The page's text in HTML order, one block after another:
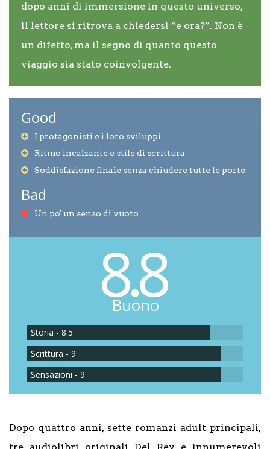
dopo anni di immersione in questo universo,
il lettore si ritrova a chiedersi “e ora?”. Non è
un difetto, ma il segno di quanto questo
viaggio sia stato coinvolgente.
Good
I protagonisti e i loro sviluppi
Ritmo incalzante e stile di scrittura
Soddisfazione finale senza chiudere tutte le porte
Bad
Un po' un senso di vuoto
8.8
Buono
Storia - 8.5
Scrittura - 9
Sensazioni - 9
Dopo quattro anni, sette romanzi adult principali,